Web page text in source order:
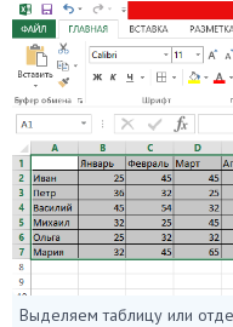
Выделяем таблицу или